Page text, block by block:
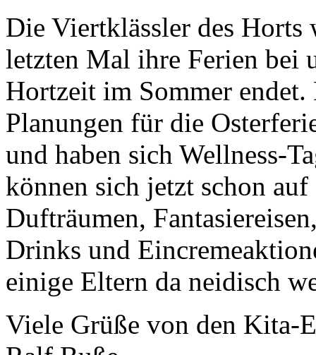
Die Viertklässler des Horts
letzten Mal ihre Ferien bei
Hortzeit im Sommer
Planungen für die
und haben sich Wellness-
können sich jetzt schon
Dufträumen,
Drinks und
einige Eltern da neidisch
Viele Grüße von den Kita-